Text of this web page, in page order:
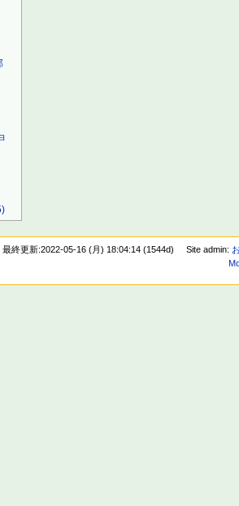
最終更新:2022-05-16 (月) 18:04:14 (1544d) Site admin: